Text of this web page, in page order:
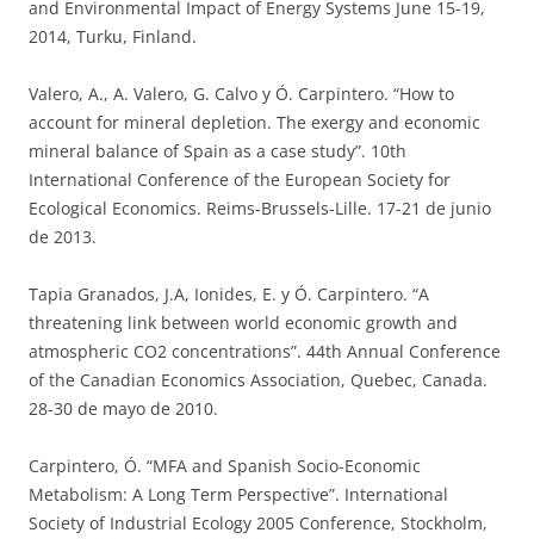
and Environmental Impact of Energy Systems June 15-19,
2014, Turku, Finland.
Valero, A., A. Valero, G. Calvo y Ó. Carpintero. “How to
account for mineral depletion. The exergy and economic
mineral balance of Spain as a case study”. 10th
International Conference of the European Society for
Ecological Economics. Reims-Brussels-Lille. 17-21 de junio
de 2013.
Tapia Granados, J.A, Ionides, E. y Ó. Carpintero. “A
threatening link between world economic growth and
atmospheric CO2 concentrations”. 44th Annual Conference
of the Canadian Economics Association, Quebec, Canada.
28-30 de mayo de 2010.
Carpintero, Ó. “MFA and Spanish Socio-Economic
Metabolism: A Long Term Perspective”. International
Society of Industrial Ecology 2005 Conference, Stockholm,